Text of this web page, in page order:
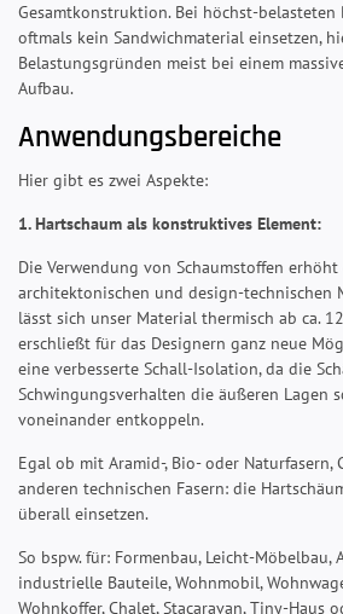
Gesamtkonstruktion. Bei höchst-belasteten
oftmals kein Sandwichmaterial einsetzen,
Belastungsgründen meist bei einem
Aufbau.
Anwendungsbereiche
Hier gibt es zwei Aspekte:
1. Hartschaum als konstruktives Element:
Die Verwendung von Schaumstoffen
architektonischen und design-technischen
lässt sich unser Material thermisch ab ca.
erschließt für das Designern ganz neue
eine verbesserte Schall-Isolation, da die
Schwingungsverhalten die äußeren Lagen
voneinander entkoppeln.
Egal ob mit Aramid-, Bio- oder Naturfasern,
anderen technischen Fasern: die
überall einsetzen.
So bspw. für: Formenbau, Leicht-Möbelbau,
industrielle Bauteile, Wohnmobil,
Wohnkoffer, Chalet, Stacaravan, Tiny-Haus